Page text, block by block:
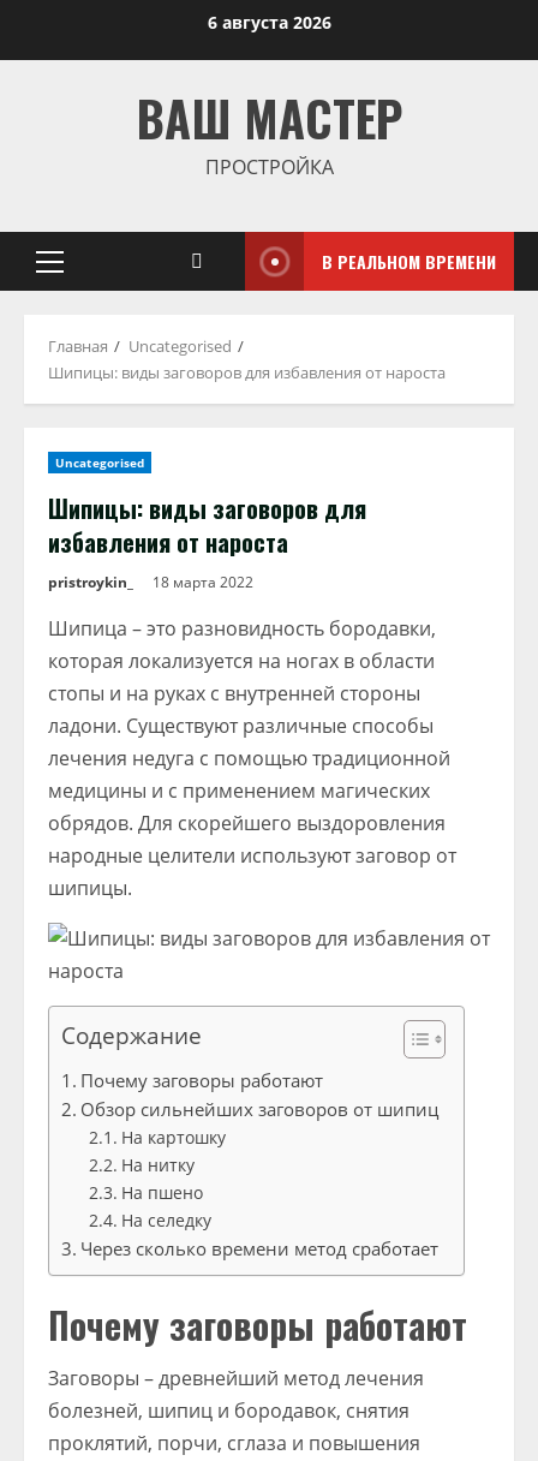
6 августа 2026
ВАШ МАСТЕР
ПРОСТРОЙКА
Основное
В РЕАЛЬНОМ ВРЕМЕНИ
Главная
Uncategorised
Шипицы: виды заговоров для избавления от нароста
Uncategorised
Шипицы: виды заговоров для
избавления от нароста
pristroykin_ 18 марта 2022
Шипица – это разновидность бородавки,
которая локализуется на ногах в области
стопы и на руках с внутренней стороны
ладони. Существуют различные способы
лечения недуга с помощью традиционной
медицины и с применением магических
обрядов. Для скорейшего выздоровления
народные целители используют заговор от
шипицы.
Содержание
Почему заговоры работают
Обзор сильнейших заговоров от шипиц
На картошку
На нитку
На пшено
На селедку
Через сколько времени метод сработает
Почему заговоры работают
Заговоры – древнейший метод лечения
болезней, шипиц и бородавок, снятия
проклятий, порчи, сглаза и повышения